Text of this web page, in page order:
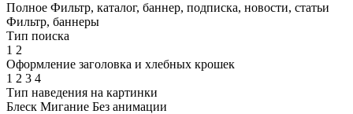
Полное Фильтр, каталог, баннер, подписка, новости, статьи
Фильтр, баннеры
Тип поиска
1 2
Оформление заголовка и хлебных крошек
1 2 3 4
Тип наведения на картинки
Блеск Мигание Без анимации